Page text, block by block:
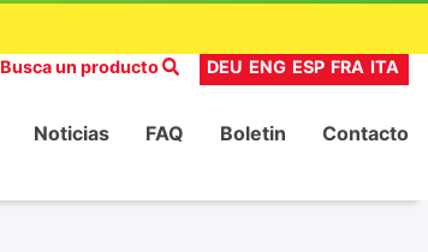
Busca un producto DEU ENG ESP FRA ITA
Noticias FAQ Boletin Contacto